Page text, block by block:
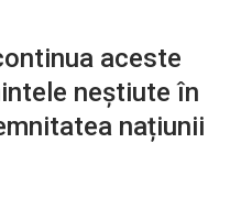
aceste
neștiute în
națiunii